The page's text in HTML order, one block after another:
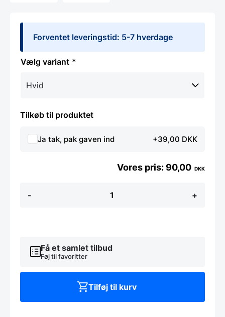
Forventet leveringstid: 5-7 hverdage
variant
Tilkøb til produktet
Ja tak, pak gaven ind +39,00 DKK
-
knage
+
90,00 DKK
Få et samlet tilbud
Føj til favoritter
Tilføj til kurv